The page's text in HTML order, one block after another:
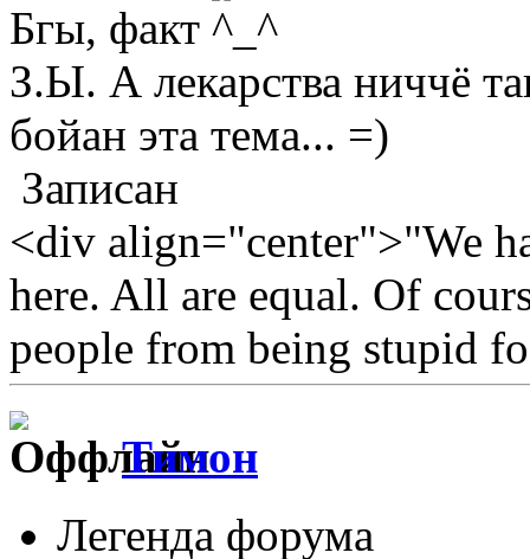
Бгы, факт
З.Ы. А лекарства ниччё
бойан эта тема... =)
Записан
<div align="center">"We
here. All are equal. Of
people from being stupid
Тимон
Легенда форума